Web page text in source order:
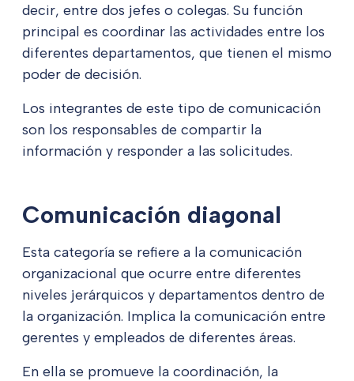
decir, entre dos jefes o colegas. Su función
principal es coordinar las actividades entre los
diferentes departamentos, que tienen el mismo
poder de decisión.
Los integrantes de este tipo de comunicación
son los responsables de compartir la
información y responder a las solicitudes.
Comunicación diagonal
Esta categoría se refiere a la comunicación
organizacional que ocurre entre diferentes
niveles jerárquicos y departamentos dentro de
la organización. Implica la comunicación entre
gerentes y empleados de diferentes áreas.
En ella se promueve la coordinación, la